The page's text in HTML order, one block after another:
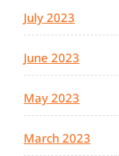
July 2023
June 2023
May 2023
March 2023